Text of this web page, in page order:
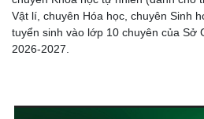
Vật lí, chuyên Hóa học, chuyên Sinh
tuyển sinh vào lớp 10 chuyên của Sở
2026-2027.